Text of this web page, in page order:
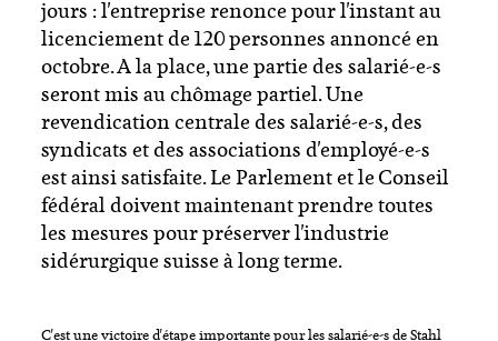
jours : l'entreprise renonce pour l'instant au
licenciement de 120 personnes annoncé en
octobre. A la place, une partie des salarié-e-s
seront mis au chômage partiel. Une
revendication centrale des salarié-e-s, des
syndicats et des associations d'employé-e-s
est ainsi satisfaite. Le Parlement et le Conseil
fédéral doivent maintenant prendre toutes
les mesures pour préserver l'industrie
sidérurgique suisse à long terme.
C'est une victoire d'étape importante pour les salarié-e-s de Stahl